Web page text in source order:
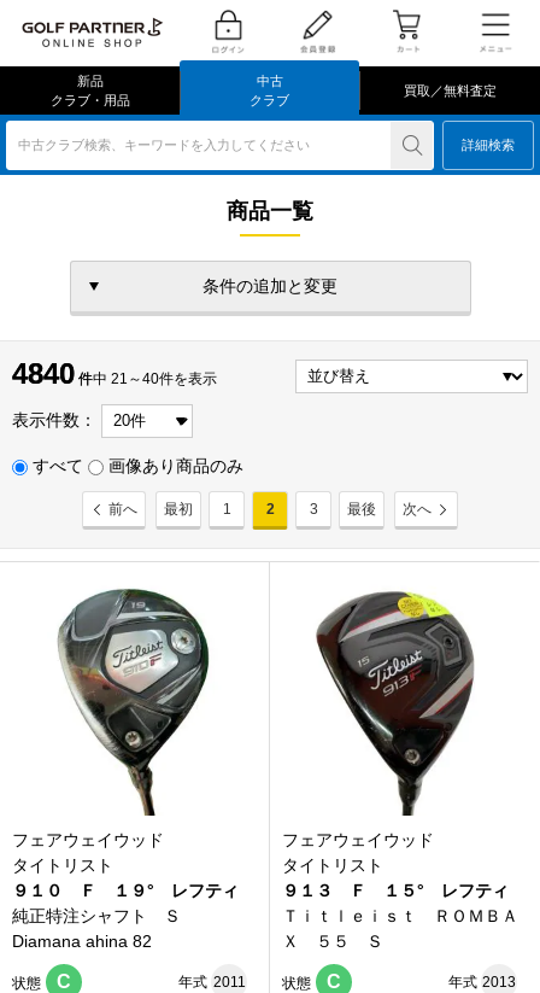
新品
クラブ・用品
中古
クラブ
買取／無料査定
中古クラブ検索、キーワードを入力してください 詳細検索
商品一覧
条件の追加と変更
4840 件
4840 件中 21～40件を表示
表示件数：
すべて 画像あり商品のみ
前へ 最初 1 2 3 最後 次へ
フェアウェイウッド
タイトリスト
９１０ Ｆ １９° レフティ
純正特注シャフト Ｓ
Diamana ahina 82
状態 C 年式 2011
フェアウェイウッド
タイトリスト
９１３ Ｆ １５° レフティ
Ｔｉｔｌｅｉｓｔ ＲＯＭＢＡ
Ｘ ５５ Ｓ
状態 C 年式 2013